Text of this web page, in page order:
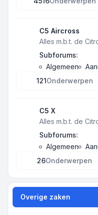
C5 Aircross
Alles m.b.t. de
Subforums:
Algemeen
121Onderwerpen
C5 X
Alles m.b.t. de
Subforums:
Algemeen
26Onderwerpen
Overige zaken